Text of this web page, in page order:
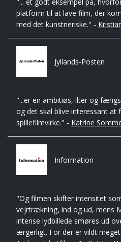
platform til at lave film, der
med det kunstneriske." -
Jyllands-Posten
"...er en ambitiøs, ilter og
og det skal blive interessant at
spillefilmvirke." - Katrine
Information
"Og filmen skifter intensitet
vejrtrækning, ind og ud, mens
intense lydbillede smøres ud
ærgerligt. For der er vildt